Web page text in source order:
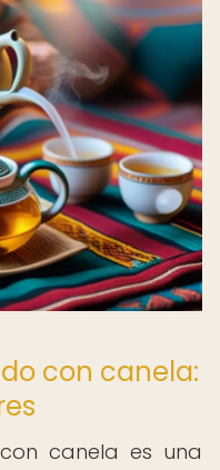
con canela:
canela es una